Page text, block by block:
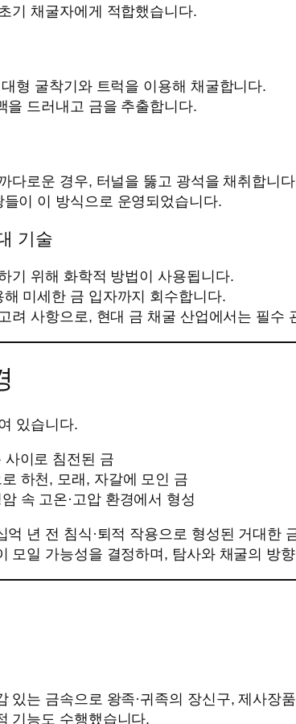
기 채굴자에게 적합했습니다.
형 굴착기와 트럭을 이용해 채굴합니다.
을 드러내고 금을 추출합니다.
다로운 경우, 터널을 뚫고 광석을 채취합니
이 이 방식으로 운영되었습니다.
기술
기 위해 화학적 방법이 사용됩니다.
미세한 금 입자까지 회수합니다.
려 사항으로, 현대 금 채굴 산업에서는 필수
있습니다.
사이로 침전된 금
하천, 모래, 자갈에 모인 금
속 고온·고압 환경에서 형성
억 년 전 침식·퇴적 작용으로 형성된 거대한
모일 가능성을 결정하며, 탐사와 채굴의 방
있는 금속으로 왕족·귀족의 장신구, 제사장
기능도 수행했습니다.